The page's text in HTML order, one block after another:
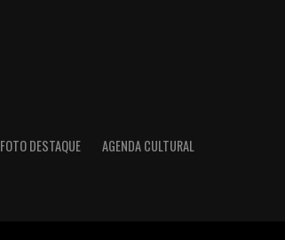
FOTO DESTAQUE
AGENDA CULTURAL